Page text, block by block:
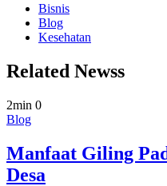
Bisnis
Blog
Kesehatan
Related Newss
2min 0
Blog
Manfaat Giling
Desa